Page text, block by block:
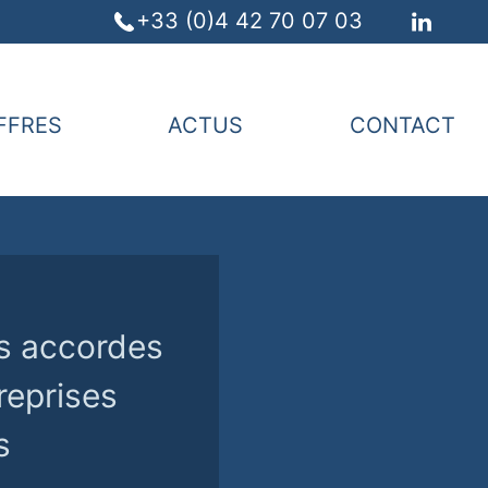
+33 (0)4 42 70 07 03
ACTUS CONTACT
accordes